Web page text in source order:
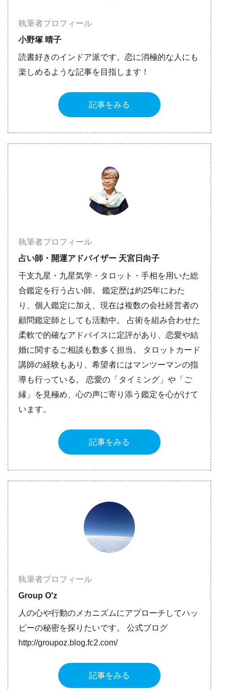
執筆者プロフィール
小野塚 晴子
読書好きのインドア派です。恋に消極的な人にも
楽しめるような記事を目指します！
記事をみる
執筆者プロフィール
占い師・開運アドバイザー 天宮日向子
干支九星・九星気学・タロット・手相を用いた総
合鑑定を行う占い師。 鑑定歴は約25年にわた
り、個人鑑定に加え、現在は複数の会社経営者の
顧問鑑定師としても活動中。 占術を組み合わせた
柔軟で的確なアドバイスに定評があり、恋愛や結
婚に関するご相談も数多く担当。 タロットカード
講師の経験もあり、希望者にはマンツーマンの指
導も行っている。 恋愛の「タイミング」や「ご
縁」を見極め、心の声に寄り添う鑑定を心がけて
います。
記事をみる
執筆者プロフィール
Group O'z
人の心や行動のメカニズムにアプローチしてハッ
ピーの秘密を探りたいです。 公式ブログ
http://groupoz.blog.fc2.com/
記事をみる